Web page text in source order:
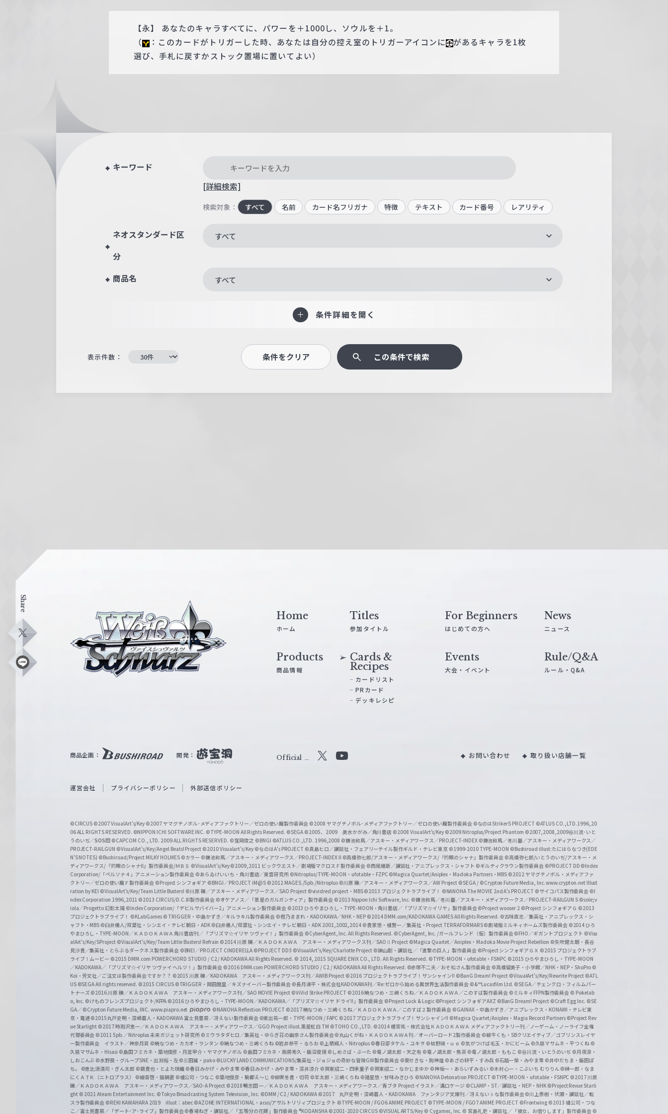
【永】 あなたのキャラすべてに、パワーを＋1000し、ソウルを＋1。
（
：このカードがトリガーした時、あなたは自分の控え室のトリガーアイコンに
があるキャラを1枚
選び、手札に戻すかストック置場に置いてよい）
キーワード
[詳細検索]
検索対象： すべて 名前 カード名フリガナ 特徴 テキスト カード番号 レアリティ
ネオスタンダード区
分
すべて
商品名 すべて
条件詳細を開く
表示件数： 条件をクリア この条件で検索
Share
X
L
ス
W
i
c
h
w
a
r
z
Home
ホーム
Titles
参加タイトル
For Beginners
はじめての方へ
News
ニュース
Products
商品情報
Cards &
Recipes
カードリスト
PRカード
デッキレシピ
Events
大会・イベント
Rule/Q&A
ルール・Q&A
商品企画： 開発： Official
b
e
O
f
f
i
c
i
a
l
C
h
a
n
n
e
l
お問い合わせ 取り扱い店舗一覧
運営会社 プライバシーポリシー 外部送信ポリシー
©CIRCUS ©2007 VisualArt's/Key ©2007 ヤマグチノボル･メディアファクトリー／ゼロの使い魔製作委員会 ©2008 ヤマグチノボル･メディアファクトリー／ゼロの使い魔製作委員会 ©なのはStrikerS PROJECT ©ATLUS CO.,LTD.1996,20
06 ALL RIGHTS RESERVED. ©NIPPON ICHI SOFTWARE INC. ©TYPE-MOON All Rights Reserved. ©SEGA ©2005、2009 美水かがみ／角川書店 ©2008 VisualArt's/Key ©2009 Nitroplus/Project Phantom ©2007,2008,2009谷川流･いと
うのいぢ／SOS団 ©CAPCOM CO., LTD. 2009 ALL RIGHTS RESERVED. ©窪岡俊之 ©BNGI ©ATLUS CO.,LTD. 1996,2008 ©鎌池和馬／アスキー・メディアワークス／PROJECT-INDEX ©鎌池和馬／冬川基／アスキー・メディアワークス／
PROJECT-RAILGUN ©VisualArt's/Key/Angel Beats! Project ©2010 Visualart's/Key ©なのはA's PROJECT ©真島ヒロ／講談社・フェアリーテイル製作ギルド・テレビ東京 ©1999-2010 TYPE-MOON ©Bushiroad illust:たにはらなつき(EDE
N'S NOTES) ©Bushiroad/Project MILKY HOLMES ©カラー ©鎌池和馬／アスキー・メディアワークス／PROJECT-INDEX II ©高橋弥七郎/アスキー・メディアワークス/『灼眼のシャナ』製作委員会 ©高橋弥七郎/いとうのいぢ/アスキー・メ
ディアワークス/『灼眼のシャナII』製作委員会/ＭＢＳ ©VisualArt's/Key©2009,2011 ビックウエスト／劇場版マクロスＦ製作委員会 ©西尾維新／講談社・アニプレックス・シャフト ©ギルティクラウン製作委員会 ©PROJECT DD ©Index
Corporation/「ペルソナ４」アニメーション製作委員会 ©あらゐけいいち・角川書店／東雲研究所 ©Nitroplus/TYPE-MOON・ufotable・FZPC ©Magica Quartet/Aniplex・Madoka Partners・MBS ©2012 ヤマグチノボル・メディアファ
クトリー／ゼロの使い魔Ｆ製作委員会 ©Project シンフォギア ©BNGI／PROJECT iM@S ©2012 MAGES./5pb./Nitroplus ©川原 礫／アスキー・メディアワークス／AW Project ©SEGA / ©Crypton Future Media, Inc. www.crypton.net Illust
ration by KEI ©VisualArt's/Key/Team Little Busters! ©川原 礫／アスキー・メディアワークス／SAO Project ©vividred project・MBS ©2013 プロジェクトラブライブ！ ©NANOHA The MOVIE 2nd A's PROJECT ©サイコパス製作委員会 ©I
ndex Corporation 1996,2011 ©2013 CIRCUS/D.C.III製作委員会 ©オケアノス／「翠星のガルガンティア」製作委員会 ©2013 Nippon Ichi Software, Inc. ©鎌池和馬／冬川基／アスキー・メディアワークス／PROJECT-RAILGUN S ©sole;v
iola／Progetto 幻影太陽 ©Index Corporation/「デビルサバイバー2」アニメーション製作委員会 ©2013 ひろやまひろし・TYPE-MOON・角川書店／「プリズマ☆イリヤ」製作委員会©Project wooser 2 ©Project シンフォギアＧ ©2013
プロジェクトラブライブ！ ©KLabGames © TRIGGER・中島かずき／キルラキル製作委員会 ©橙乃ままれ・KADOKAWA／NHK・NEP ©2014 DMM.com/KADOKAWA GAMES All Rights Reserved. ©古味直志／集英社・アニプレックス・シ
ャフト・MBS ©臼井儀人/双葉社・シンエイ・テレビ朝日・ADK ©臼井儀人/双葉社・シンエイ・テレビ朝日・ADK 2001,2002,2014 ©貴家悠・橘賢一／集英社・Project TERRAFORMARS©劇場版ミルキィホームズ製作委員会 ©2014 ひろ
やまひろし・TYPE-MOON／ＫＡＤＯＫＡＷＡ 角川書店刊／「プリズマ☆イリヤ ツヴァイ！」製作委員会 ©CyberAgent, Inc. All Rights Reserved. ©CyberAgent, Inc. /ガールフレンド（仮）製作委員会©FHO／ギガントプロジェクト ©Visu
alArt's/Key/SProject ©VisualArt's/Key/Team Little Busters! Refrain ©2014 川原 礫／ＫＡＤＯＫＡＷＡ アスキー・メディアワークス刊／SAOⅡ Project ©Magica Quartet／Aniplex・Madoka Movie Project Rebellion ©矢吹健太朗・長谷
見沙貴／集英社・とらぶるダークネス製作委員会 ©BNEI／PROJECT CINDERELLA ©PROJECT DD3 ©VisualArt's/Key/Charlotte Project ©諫山創・講談社／「進撃の巨人」製作委員会 ©Project シンフォギアＧＸ ©2015 プロジェクトラブ
ライブ！ムービー ©2015 DMM.com POWERCHORD STUDIO / C2 / KADOKAWA All Rights Reserved. © 2014, 2015 SQUARE ENIX CO., LTD. All Rights Reserved. ©TYPE-MOON・ufotable・FSNPC ©2015 ひろやまひろし・TYPE-MOON
／KADOKAWA／「プリズマ☆イリヤ ツヴァイ ヘルツ！」製作委員会 ©2016 DMM.com POWERCHORD STUDIO / C2 / KADOKAWA All Rights Reserved. ©赤塚不二夫／おそ松さん製作委員会 ©高橋留美子・小学館／NHK・NEP・ShoPro ©
Koi・芳文社／ご注文は製作委員会ですか？？ ©2015 川原 礫／KADOKAWA アスキー・メディアワークス刊／AWIB Project ©2016 プロジェクトラブライブ！サンシャイン!! ©BanG Dream! Project ©VisualArt's/Key/Rewrite Project ©ATL
US ©SEGA All rights reserved. ©2015 CIRCUS ©TRIGGER・岡田麿里／キズナイーバー製作委員会 ©長月達平・株式会社KADOKAWA刊／Re:ゼロから始める異世界生活製作委員会 ©&™Lucasfilm Ltd. ©SEGA／チェンクロ・フィルムパー
トナーズ©2016 川原 礫／ＫＡＤＯＫＡＷＡ アスキー・メディアワークス刊／SAO MOVIE Project ©ViVid Strike PROJECT ©2016 暁なつめ・三嶋くろね／ＫＡＤＯＫＡＷＡ／このすば製作委員会 ©ミルキィFFPN製作委員会 © Pokelab
o, Inc. ©けものフレンズプロジェクト/KFPA ©2016 ひろやまひろし・TYPE-MOON／KADOKAWA／「プリズマ☆イリヤ ドライ!!」製作委員会 ©Project Luck & Logic ©Project シンフォギアAXZ ©BanG Dream! Project ©Craft Egg Inc. ©SE
GA／ ©Crypton Future Media, INC. www.piapro.net
©NANOHA Reflection PROJECT ©2017 暁なつめ・三嶋くろね／ＫＡＤＯＫＡＷＡ／このすば２製作委員会 ©GAINAX・中島かずき／アニプレックス・KONAMI・テレビ東
京・電通 ©2015丸戸史明・深崎暮人・KADOKAWA 富士見書房／冴えない製作委員会 ©東出祐一郎・TYPE-MOON / FAPC ©2017 プロジェクトラブライブ！サンシャイン!! ©Magica Quartet/Aniplex・Magia Record Partners ©Project Rev
ue Starlight ©2017 時雨沢恵一／ＫＡＤＯＫＡＷＡ アスキー・メディアワークス／GGO Project illust.黒星紅白 TM ©TOHO CO., LTD. ©2014 榎宮祐・株式会社ＫＡＤＯＫＡＷＡ メディアファクトリー刊／ノーゲーム・ノーライフ全権
代理委員会 ©2011 5pb.／Nitroplus 未来ガジェット研究所 ©ミウラタダヒロ／集英社・ゆらぎ荘の幽奈さん製作委員会©丸山くがね・ＫＡＤＯＫＡＷＡ刊／オーバーロード2製作委員会 ©蝸牛くも・SBクリエイティブ／ゴブリンスレイヤ
ー製作委員会 イラスト／神奈月昇 ©暁なつめ・カカオ・ランタン ©暁なつめ・三嶋くろね ©岩井恭平・るろお ©上栖綴人・Nitroplus ©春日部タケル・ユキヲ ©枯野瑛・ｕｅ ©気がつけば毛玉・かにビーム ©久慈マサムネ・平つくね ©
久慈マサムネ・Hisasi ©島田フミカネ・築地俊彦・月並甲介・ヤマグチノボル ©島田フミカネ・南房秀久・飯沼俊規 ©しめさば・ぶーた ©竜ノ湖太郎・天之有 ©竜ノ湖太郎・焦茶 ©竜ノ湖太郎・ももこ ©谷川流・いとうのいぢ ©月夜涙・
しおこんぶ ©水野良・グループSNE・出渕裕・左 ©三田誠・pako ©LUCKY LAND COMMUNICATIONS/集英社・ジョジョの奇妙な冒険GW製作委員会 ©葵せきな・狗神煌 ©あざの耕平・すみ兵 ©石踏一榮・みやま零 ©井中だちま・飯田ぽ
ち。
©恵比須清司・ぎん太郎 ©鏡貴也・とよた瑣織 ©春日みかげ・みやま零 ©春日みかげ・みやま零・深井涼介 ©賀東招二・四季童子 ©賀東招二・なかじまゆか ©神坂一・あらいずみるい ©木村心一・こぶいち むりりん ©榊一郎・なま
にくＡＴＫ（ニトロプラス） ©細音啓・猫鍋蒼 ©橘公司・つなこ ©築地俊彦・駒都え～じ ©柳実冬貴・切符 ©羊太郎・三嶋くろね ©諸星悠・甘味みきひろ ©NANOHA Detonation PROJECT ©TYPE-MOON・ufotable・FSNPC ©2017 川原
礫／ＫＡＤＯＫＡＷＡ アスキー・メディアワークス／SAO-A Project ©2018 鴨志田 一／ＫＡＤＯＫＡＷＡ アスキー・メディアワークス／青ブタ Project イラスト／溝口ケージ ©CLAMP・ST／講談社・NEP・NHK ©Project Revue Starli
ght © 2021 Ateam Entertainment Inc. ©Tokyo Broadcasting System Television, Inc. ©DMM / C2 / KADOKAWA ©2017 丸戸史明・深崎暮人・KADOKAWA ファンタジア文庫刊／冴えない♭な製作委員会©川上泰樹・伏瀬・講談社／転
スラ製作委員会 ©REKI KAWAHARA 2019 illust：abec ©AZONE INTERNATIONAL・acus/アサルトリリィプロジェクト ©TYPE-MOON / FGO6 ANIME PROJECT ©TYPE-MOON / FGO7 ANIME PROJECT ©Frontwing ©2013 橘公司・つな
こ／富士見書房／「デート･ア･ライブ」製作委員会©春場ねぎ・講談社／「五等分の花嫁」製作委員会 ®KODANSHA ©2001-2020 CIRCUS ©VISUAL ARTS/Key © Cygames, Inc. © 宮島礼吏・講談社／「彼女、お借りします」製作委員会 ©